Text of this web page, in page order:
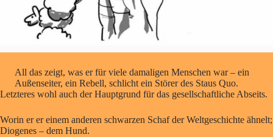
All das zeigt, was er für viele damaligen Menschen war – ein
Außenseiter, ein Rebell, schlicht ein Störer des Staus Quo.
Letzteres wohl auch der Hauptgrund für das gesellschaftliche Abseits.
Worin er er einem anderen schwarzen Schaf der Weltgeschichte ähnelt;
Diogenes – dem Hund.